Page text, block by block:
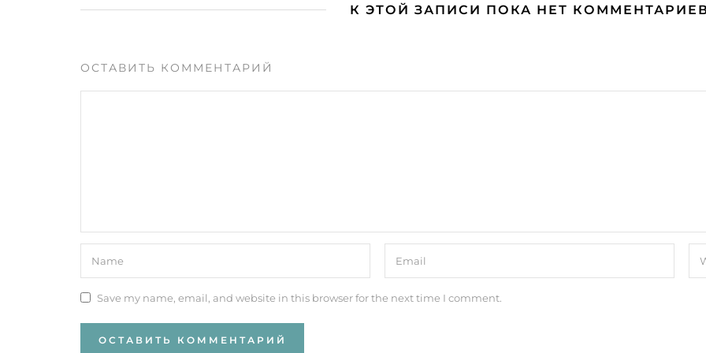
К ЭТОЙ ЗАПИСИ ПОКА НЕТ
ОСТАВИТЬ КОММЕНТАРИЙ
Save my name, email, and website in this browser for the next time I comment.